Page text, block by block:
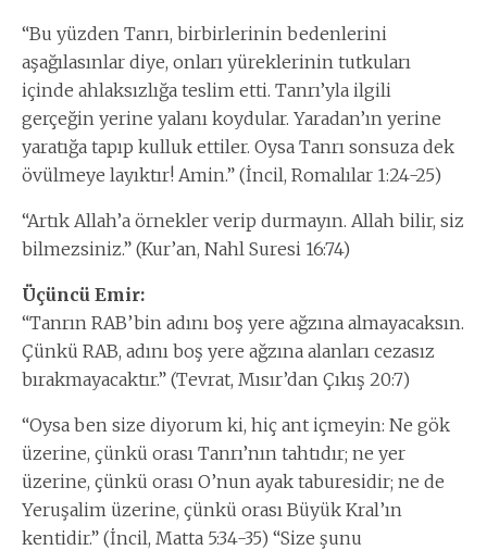
“Bu yüzden Tanrı, birbirlerinin bedenlerini
aşağılasınlar diye, onları yüreklerinin tutkuları
içinde ahlaksızlığa teslim etti. Tanrı’yla ilgili
gerçeğin yerine yalanı koydular. Yaradan’ın yerine
yaratığa tapıp kulluk ettiler. Oysa Tanrı sonsuza dek
övülmeye layıktır! Amin.” (İncil, Romalılar 1:24-25)
“Artık Allah’a örnekler verip durmayın. Allah bilir, siz
bilmezsiniz.” (Kur’an, Nahl Suresi 16:74)
Üçüncü Emir:
“Tanrın RAB’bin adını boş yere ağzına almayacaksın.
Çünkü RAB, adını boş yere ağzına alanları cezasız
bırakmayacaktır.” (Tevrat, Mısır’dan Çıkış 20:7)
“Oysa ben size diyorum ki, hiç ant içmeyin: Ne gök
üzerine, çünkü orası Tanrı’nın tahtıdır; ne yer
üzerine, çünkü orası O’nun ayak taburesidir; ne de
Yeruşalim üzerine, çünkü orası Büyük Kral’ın
kentidir.” (İncil, Matta 5:34-35) “Size şunu